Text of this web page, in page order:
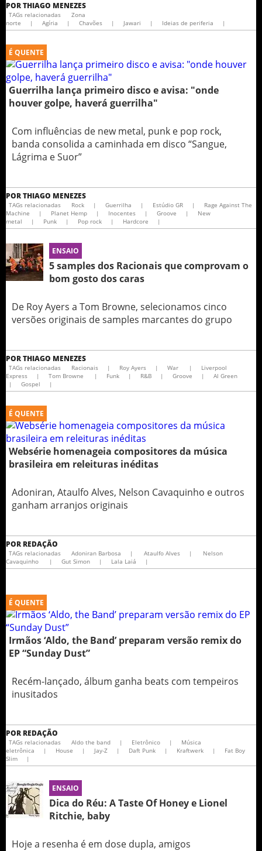
PORTHIAGO MENEZES
TAGs relacionadas
Zona
norte
| Agíria | Chavões | Jawari | Ideias de periferia |
É QUENTE
Guerrilha lança primeiro disco e avisa: "onde
houver golpe, haverá guerrilha"
Com influências de new metal, punk e pop rock,
banda consolida a caminhada em disco “Sangue,
Lágrima e Suor”
PORTHIAGO MENEZES
TAGs relacionadas Rock | Guerrilha | Estúdio GR |
Rage Against The
Machine
| Planet Hemp | Inocentes | Groove |
New
metal
| Punk | Pop rock | Hardcore |
ENSAIO
5 samples dos Racionais que comprovam o
bom gosto dos caras
De Roy Ayers a Tom Browne, selecionamos cinco
versões originais de samples marcantes do grupo
PORTHIAGO MENEZES
TAGs relacionadas Racionais | Roy Ayers | War |
Liverpool
Express
| Tom Browne | Funk | R&B | Groove |
Al Green
|
Gospel |
É QUENTE
Websérie homenageia compositores da música
brasileira em releituras inéditas
Adoniran, Ataulfo Alves, Nelson Cavaquinho e outros
ganham arranjos originais
POR REDAÇÃO
TAGs relacionadas Adoniran Barbosa | Ataulfo Alves |
Nelson
Cavaquinho
| Gut Simon | Lala Laiá |
É QUENTE
Irmãos ‘Aldo, the Band’ preparam versão remix do
EP “Sunday Dust”
Recém-lançado, álbum ganha beats com tempeiros
inusitados
POR REDAÇÃO
TAGs relacionadas Aldo the band | Eletrônico |
Música
eletrônica
| House | Jay-Z | Daft Punk | Kraftwerk |
Fat Boy
Slim
|
ENSAIO
Dica do Réu: A Taste Of Honey e Lionel
Ritchie, baby
Hoje a resenha é em dose dupla, amigos